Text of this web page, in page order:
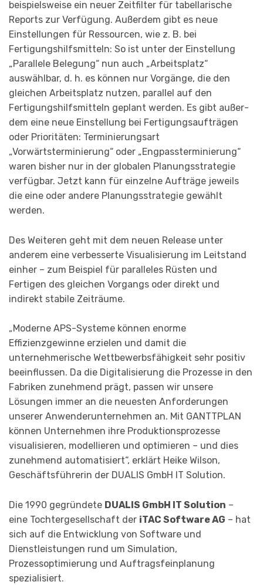
beispielsweise ein neuer Zeit­filter für tabellarische
Reports zur Verfügung. Außerdem gibt es neue
Einstellungen für Ressourcen, wie z. B. bei
Fertigungshilfsmitteln: So ist unter der Einstellung
„Para­llele Belegung“ nun auch „Arbeitsplatz“
auswählbar, d. h. es können nur Vorgänge, die den
gleichen Arbeits­platz nutzen, parallel auf den
Fertigungs­hilfsmitteln geplant werden. Es gibt außer­
dem eine neue Einstellung bei Fertigungsaufträgen
oder Prioritäten: Terminie­rungsart
„Vorwärtsterminierung“ oder „Engpassterminierung“
waren bisher nur in der globalen Planungsstrategie
verfügbar. Jetzt kann für einzelne Aufträge jeweils
die eine oder andere Planungsstrategie gewählt
werden.
Des Weiteren geht mit dem neuen Release unter
anderem eine verbesserte Visuali­sierung im Leitstand
einher – zum Beispiel für paralleles Rüsten und
Fertigen des gleichen Vorgangs oder direkt und
indirekt stabile Zeiträume.
„Moderne APS-Systeme können enorme
Effizienzgewinne erzielen und damit die
unternehmerische Wettbewerbsfähigkeit sehr positiv
beein­flussen. Da die Digitali­sierung die Prozesse in den
Fabriken zunehmend prägt, passen wir unsere
Lösungen immer an die neuesten Anforderungen
unserer Anwenderunternehmen an. Mit GANTTPLAN
können Unternehmen ihre Produktionsprozesse
visualisieren, modell­ieren und optimieren – und dies
zunehmend automatisiert“, erklärt Heike Wilson,
Geschäftsführerin der DUALIS GmbH IT Solution.
Die 1990 gegründete DUALIS GmbH IT Solution –
eine Tochtergesellschaft der iTAC Software AG – hat
sich auf die Entwicklung von Software und
Dienstleistungen rund um Simulation,
Prozessoptimierung und Auftragsfeinplanung
spezialisiert.